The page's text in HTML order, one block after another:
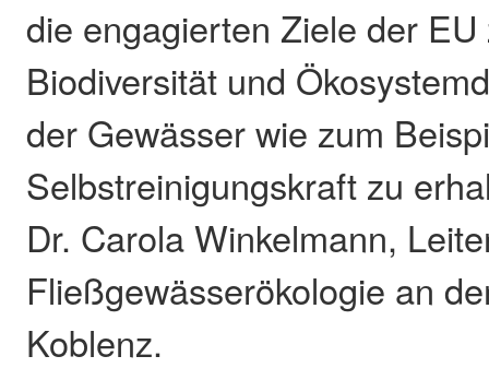
die engagierten Ziele der
Biodiversität und
der Gewässer wie zum
Selbstreinigungskraft zu
Dr. Carola Winkelmann,
Fließgewässerökologie an
Koblenz.